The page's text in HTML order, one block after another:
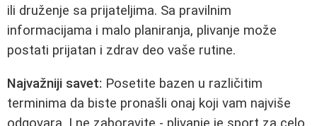
ili druženje sa prijateljima. Sa pravilnim
informacijama i malo planiranja, plivanje može
postati prijatan i zdrav deo vaše rutine.
Najvažniji savet: Posetite bazen u različitim
terminima da biste pronašli onaj koji vam najviše